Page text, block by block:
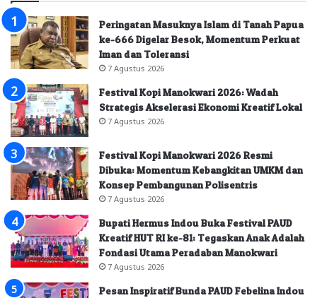
Peringatan Masuknya Islam di Tanah Papua
ke-666 Digelar Besok, Momentum Perkuat
Iman dan Toleransi
7 Agustus 2026
Festival Kopi Manokwari 2026: Wadah
Strategis Akselerasi Ekonomi Kreatif Lokal
7 Agustus 2026
Festival Kopi Manokwari 2026 Resmi
Dibuka: Momentum Kebangkitan UMKM dan
Konsep Pembangunan Polisentris
7 Agustus 2026
Bupati Hermus Indou Buka Festival PAUD
Kreatif HUT RI ke-81: Tegaskan Anak Adalah
Fondasi Utama Peradaban Manokwari
7 Agustus 2026
Pesan Inspiratif Bunda PAUD Febelina Indou